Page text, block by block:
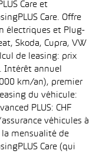
Care et
Care. Offre
électriques et Plug-
Skoda, Cupra, VW
de leasing: prix
Intérêt annuel
km/an), premier
du véhicule:
PLUS: CHF
véhicules à
la mensualité de
Care (qui